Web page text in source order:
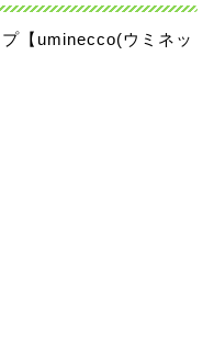
【uminecco(ウミネッ